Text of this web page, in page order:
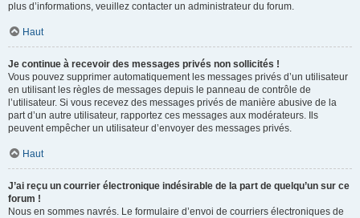
plus d’informations, veuillez contacter un administrateur du forum.
Haut
Je continue à recevoir des messages privés non sollicités !
Vous pouvez supprimer automatiquement les messages privés d’un utilisateur
en utilisant les règles de messages depuis le panneau de contrôle de
l’utilisateur. Si vous recevez des messages privés de manière abusive de la
part d’un autre utilisateur, rapportez ces messages aux modérateurs. Ils
peuvent empêcher un utilisateur d’envoyer des messages privés.
Haut
J’ai reçu un courrier électronique indésirable de la part de quelqu’un sur ce
forum !
Nous en sommes navrés. Le formulaire d’envoi de courriers électroniques de